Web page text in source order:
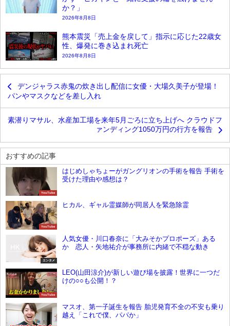
か？」
2026年8月8日
熊本震災「売上金を戻して」指示に応じた22歳女
性、爆発に巻き込まれ死亡
2026年8月8日
デンジャラス赤鬼の炊き出し配信に女優・大場久美子が登場！
パンやマスクなどを差し入れ
素潜りマサル、水産加工場を来年5月ごろに立ち上げへ クラウドフ
ァンディング1050万円の行方を報告
おすすめの記事
YouTube
はじめしゃちょーがガングリオンの手術を報告 手術を
受けた理由や感想は？
YouTube
ヒカル、ギャル霊媒師が同居人を緊急除霊
エンタメ
人気女優・川口春奈に「大みそかプロポーズ」ある
か 恋人・矢地祐介が事務所に内緒で不穏な動き
YouTube
LEO(山田涼介)が新しい遊び場を披露！世界に一つだ
けの○○も公開！？
マスオ、第一子誕生を報告 胎児発育不全の不安も乗り
越え「これで僕、パパか」